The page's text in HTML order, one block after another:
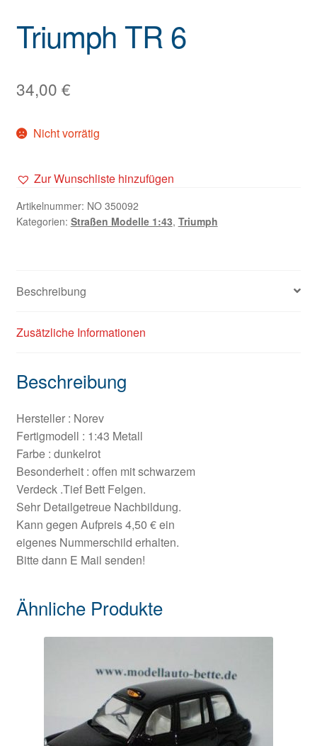
Triumph TR 6
34,00 €
Nicht vorrätig
Zur Wunschliste hinzufügen
Artikelnummer: NO 350092
Kategorien: Straßen Modelle 1:43, Triumph
Beschreibung
Zusätzliche Informationen
Beschreibung
Hersteller : Norev
Fertigmodell : 1:43 Metall
Farbe : dunkelrot
Besonderheit : offen mit schwarzem
Verdeck .Tief Bett Felgen.
Sehr Detailgetreue Nachbildung.
Kann gegen Aufpreis 4,50 € ein
eigenes Nummerschild erhalten.
Bitte dann E Mail senden!
Ähnliche Produkte